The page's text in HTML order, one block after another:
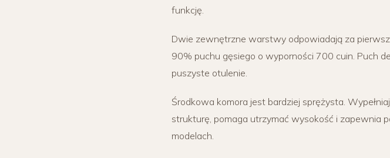
funkcję.
Dwie zewnętrzne warstwy odpowiadają za
90% puchu gęsiego o wyporności 700 cuin. Puch
puszyste otulenie.
Środkowa komora jest bardziej sprężysta.
strukturę, pomaga utrzymać wysokość i zapewnia
modelach.